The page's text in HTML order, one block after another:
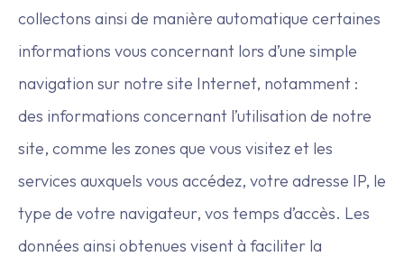
collectons ainsi de manière automatique certaines
informations vous concernant lors d’une simple
navigation sur notre site Internet, notamment :
des informations concernant l’utilisation de notre
site, comme les zones que vous visitez et les
services auxquels vous accédez, votre adresse IP, le
type de votre navigateur, vos temps d’accès. Les
données ainsi obtenues visent à faciliter la